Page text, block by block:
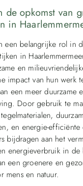
de opkomst van
in
een belangrijke rol in
in
en
impact van hun werk
een meer duurzame
Door gebruik te
en energie-efficiënte
bijdragen aan het
energieverbruik in de
een groenere en
mens en natuur.